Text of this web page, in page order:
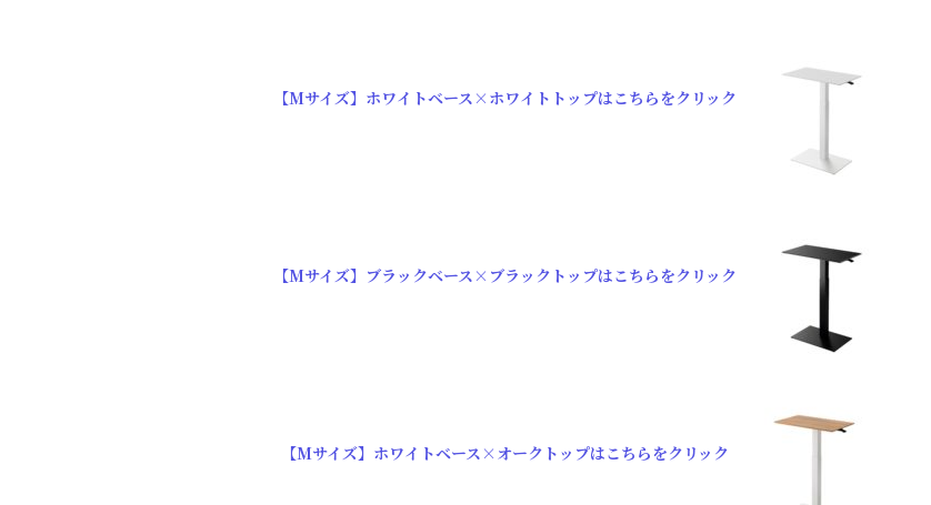
【Mサイズ】ホワイトベース×ホワイトトップはこちらをクリック
【Mサイズ】ブラックベース×ブラックトップはこちらをクリック
【Mサイズ】ホワイトベース×オークトップはこちらをクリック